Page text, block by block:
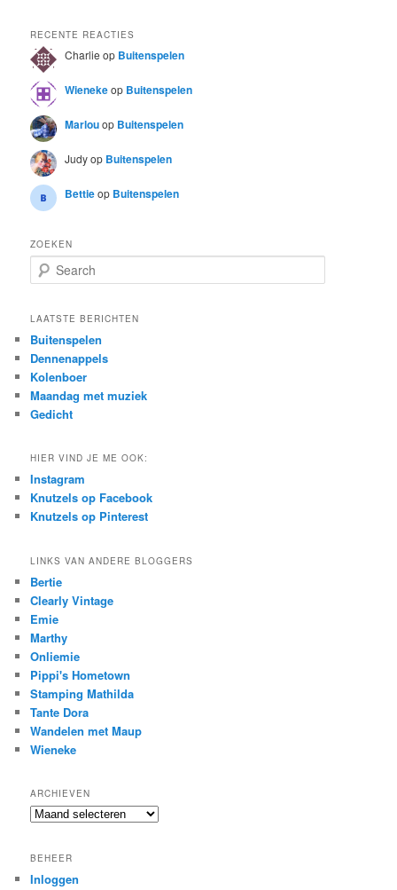
RECENTE REACTIES
Charlie op Buitenspelen
Wienekeop Buitenspelen
Marlouop Buitenspelen
Judyop Buitenspelen
Bettieop Buitenspelen
ZOEKEN
e
r
h
LAATSTE BERICHTEN
Buitenspelen
Dennenappels
Kolenboer
Maandag met muziek
Gedicht
HIER VIND JE ME OOK:
Instagram
Knutzels op Facebook
Knutzels op Pinterest
LINKS VAN ANDERE BLOGGERS
Bertie
Clearly Vintage
Emie
Marthy
Onliemie
Pippi's Hometown
Stamping Mathilda
Tante Dora
Wandelen met Maup
Wieneke
ARCHIEVEN
Archieven
BEHEER
Inloggen